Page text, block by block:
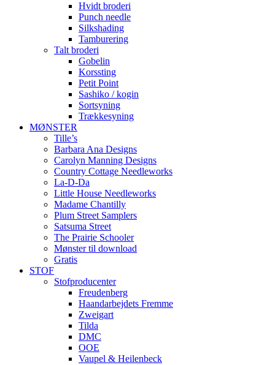
Hvidt broderi
Punch needle
Silkshading
Tamburering
Talt broderi
Gobelin
Korssting
Petit Point
Sashiko / kogin
Sortsyning
Trækkesyning
MØNSTER
Tille’s
Barbara Ana Designs
Carolyn Manning Designs
Country Cottage Needleworks
La-D-Da
Little House Needleworks
Madame Chantilly
Plum Street Samplers
Satsuma Street
The Prairie Schooler
Mønster til download
Gratis
STOF
Stofproducenter
Freudenberg
Haandarbejdets Fremme
Zweigart
Tilda
DMC
OOE
Vaupel & Heilenbeck